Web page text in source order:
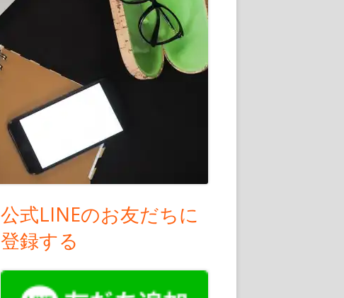
メ
イ
ン
公式LINEのお友だちに
登録する